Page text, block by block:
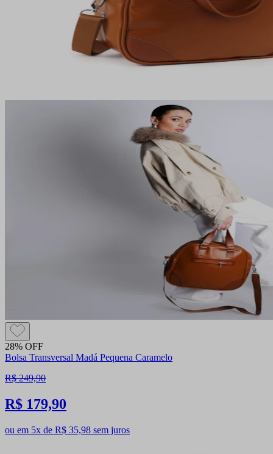
28% OFF
Bolsa Transversal Madá Pequena Caramelo
R$ 249,90
R$ 179,90
ou em 5x de R$ 35,98 sem juros